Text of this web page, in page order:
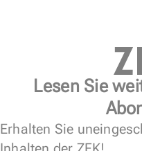
Lesen Sie
Erhalten Sie